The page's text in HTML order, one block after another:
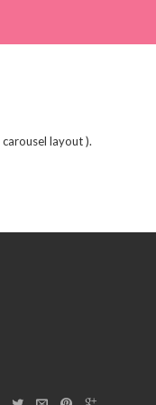
layout ).